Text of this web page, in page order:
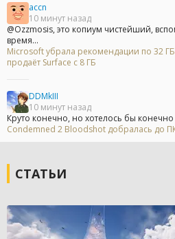
accn
10 минут назад
@Ozzmosis, это копиум чистейший,
время...
Microsoft убрала рекомендации по 32
продаёт Surface с 8 ГБ
DDMkIII
10 минут назад
Круто конечно, но хотелось бы
Condemned 2 Bloodshot добралась до ПК
СТАТЬИ